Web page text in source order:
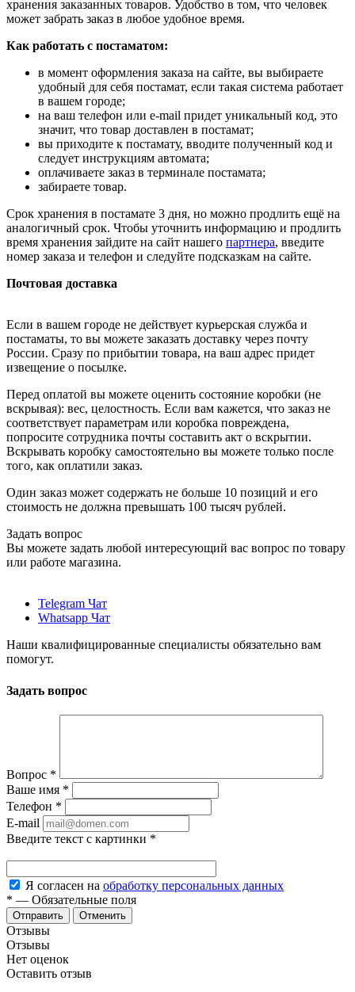
хранения заказанных товаров. Удобство в том, что человек
может забрать заказ в любое удобное время.
Как работать с постаматом:
в момент оформления заказа на сайте, вы выбираете
удобный для себя постамат, если такая система работает
в вашем городе;
на ваш телефон или e-mail придет уникальный код, это
значит, что товар доставлен в постамат;
вы приходите к постамату, вводите полученный код и
следует инструкциям автомата;
оплачиваете заказ в терминале постамата;
забираете товар.
Срок хранения в постамате 3 дня, но можно продлить ещё на
аналогичный срок. Чтобы уточнить информацию и продлить
время хранения зайдите на сайт нашего партнера, введите
номер заказа и телефон и следуйте подсказкам на сайте.
Почтовая доставка
Если в вашем городе не действует курьерская служба и
постаматы, то вы можете заказать доставку через почту
России. Сразу по прибытии товара, на ваш адрес придет
извещение о посылке.
Перед оплатой вы можете оценить состояние коробки (не
вскрывая): вес, целостность. Если вам кажется, что заказ не
соответствует параметрам или коробка повреждена,
попросите сотрудника почты составить акт о вскрытии.
Вскрывать коробку самостоятельно вы можете только после
того, как оплатили заказ.
Один заказ может содержать не больше 10 позиций и его
стоимость не должна превышать 100 тысяч рублей.
Задать вопрос
Вы можете задать любой интересующий вас вопрос по товару
или работе магазина.
Telegram Чат
Whatsapp Чат
Наши квалифицированные специалисты обязательно вам
помогут.
Задать вопрос
Вопрос *
Ваше имя *
Телефон *
E-mail
Введите текст с картинки *
Я согласен на обработку персональных данных
* — Обязательные поля
Отменить
Отзывы
Отзывы
Нет оценок
Оставить отзыв